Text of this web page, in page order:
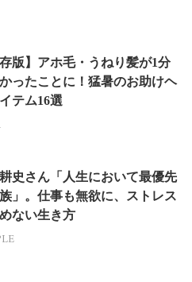
存版】アホ毛・うねり髪が1分
ったことに！猛暑のお助けヘ
テム16選
史さん「人生において最優先
」。仕事も無欲に、ストレス
ない生き方